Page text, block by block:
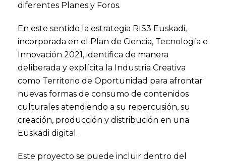
diferentes Planes y Foros.
En este sentido la estrategia RIS3 Euskadi,
incorporada en el Plan de Ciencia, Tecnología e
Innovación 2021, identifica de manera
deliberada y explícita la Industria Creativa
como Territorio de Oportunidad para afrontar
nuevas formas de consumo de contenidos
culturales atendiendo a su repercusión, su
creación, producción y distribución en una
Euskadi digital.
Este proyecto se puede incluir dentro del